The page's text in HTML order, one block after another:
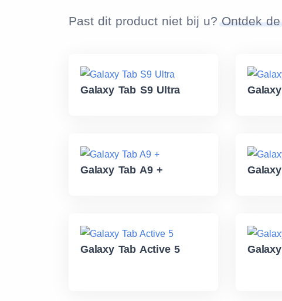
Past dit product niet bij u?Ontdek
Galaxy Tab S9 Ultra
Galaxy Tab A9 +
Galaxy Tab Active 5